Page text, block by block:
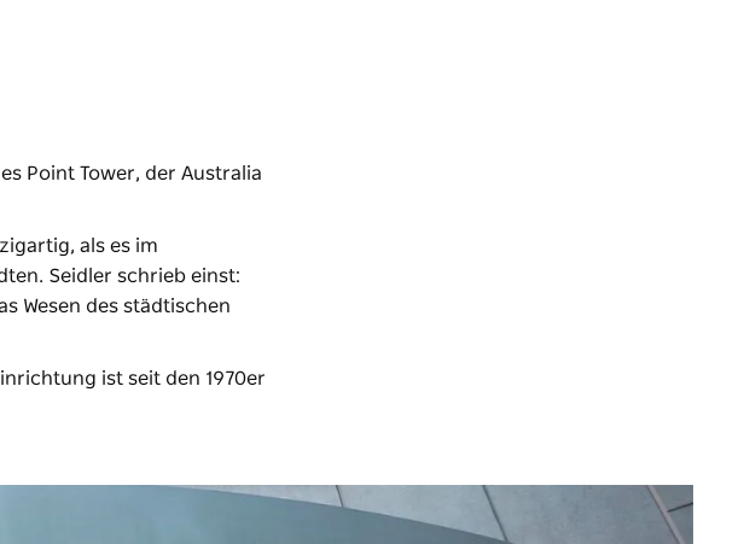
Point Tower, der Australia
als es im
Seidler schrieb einst:
Wesen des städtischen
ist seit den 1970er